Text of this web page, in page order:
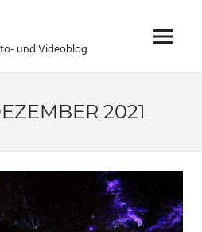
und Videoblog Menü
2021